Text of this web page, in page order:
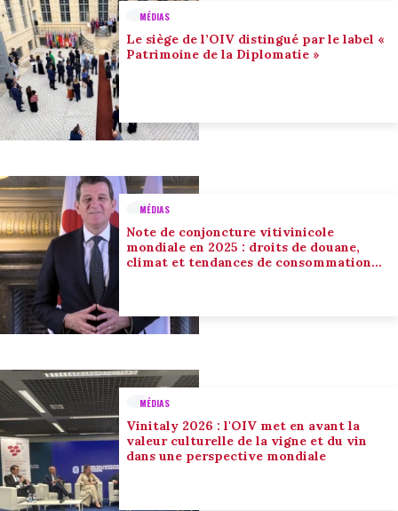
MÉDIAS
Le siège de l’OIV distingué par le label «
Patrimoine de la Diplomatie »
MÉDIAS
Note de conjoncture vitivinicole
mondiale en 2025 : droits de douane,
climat et tendances de consommation
MÉDIAS
Vinitaly 2026 : l'OIV met en avant la
valeur culturelle de la vigne et du vin
dans une perspective mondiale